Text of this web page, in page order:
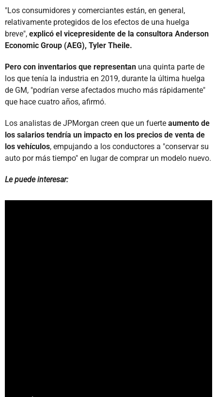
"Los consumidores y comerciantes están, en general,
relativamente protegidos de los efectos de una huelga
breve", explicó el vicepresidente de la consultora Anderson
Economic Group (AEG), Tyler Theile.
Pero con inventarios que representan una quinta parte de
los que tenía la industria en 2019, durante la última huelga
de GM, "podrían verse afectados mucho más rápidamente"
que hace cuatro años, afirmó.
Los analistas de JPMorgan creen que un fuerte aumento de
los salarios tendría un impacto en los precios de venta de
los vehículos, empujando a los conductores a "conservar su
auto por más tiempo" en lugar de comprar un modelo nuevo.
Le puede interesar: